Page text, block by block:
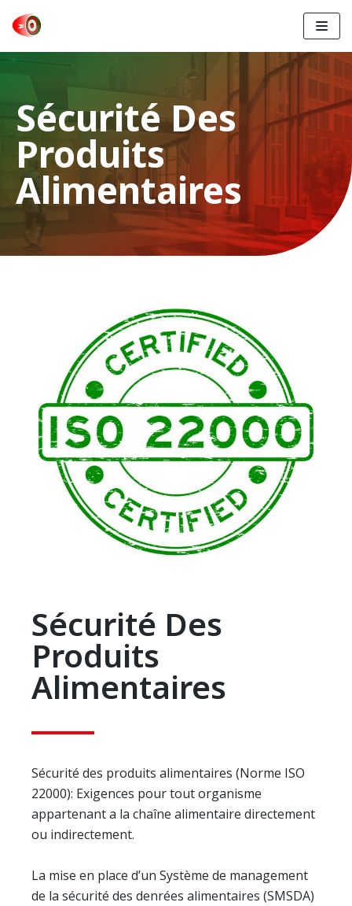
contenu
Sécurité Des
Produits
Alimentaires
Sécurité Des
Produits
Alimentaires
Sécurité des produits alimentaires (Norme ISO
22000): Exigences pour tout organisme
appartenant a la chaîne alimentaire directement
ou indirectement.
La mise en place d’un Système de management
de la sécurité des denrées alimentaires (SMSDA)